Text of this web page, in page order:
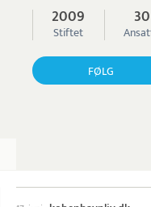
2009
Stiftet
30
FØLG